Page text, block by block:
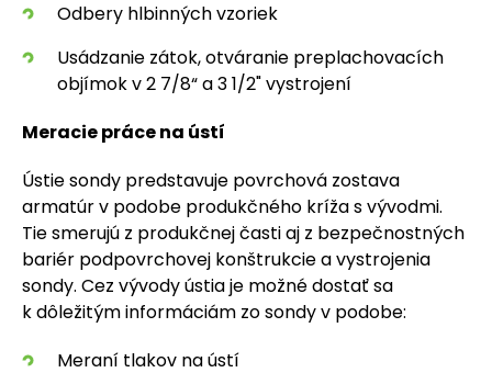
Odbery hlbinných vzoriek
Usádzanie zátok, otváranie preplachovacích
objímok v 2 7/8“ a 3 1/2" vystrojení
Meracie práce na ústí
Ústie sondy predstavuje povrchová zostava
armatúr v podobe produkčného kríža s vývodmi.
Tie smerujú z produkčnej časti aj z bezpečnostných
bariér podpovrchovej konštrukcie a vystrojenia
sondy. Cez vývody ústia je možné dostať sa
k dôležitým informáciám zo sondy v podobe:
Meraní tlakov na ústí